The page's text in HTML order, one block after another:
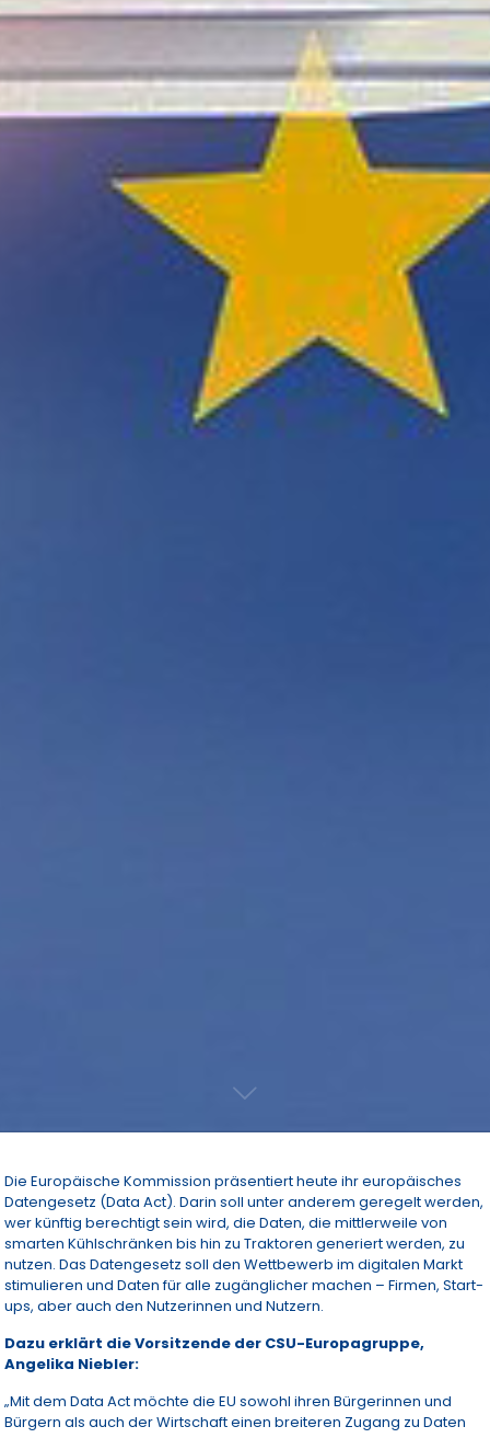
Die Europäische Kommission präsentiert heute ihr europäisches
Datengesetz (Data Act). Darin soll unter anderem geregelt werden,
wer künftig berechtigt sein wird, die Daten, die mittlerweile von
smarten Kühlschränken bis hin zu Traktoren generiert werden, zu
nutzen. Das Datengesetz soll den Wettbewerb im digitalen Markt
stimulieren und Daten für alle zugänglicher machen – Firmen, Start-
ups, aber auch den Nutzerinnen und Nutzern.
Dazu erklärt die Vorsitzende der CSU-Europagruppe,
Angelika Niebler:
„Mit dem Data Act möchte die EU sowohl ihren Bürgerinnen und
Bürgern als auch der Wirtschaft einen breiteren Zugang zu Daten